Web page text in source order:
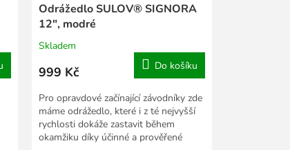
Odrážedlo SULOV® SIGNORA
12", modré
Skladem
999 Kč Do košíku
Pro opravdové začínající závodníky zde
máme odrážedlo, které i z té nejvyšší
rychlosti dokáže zastavit během
okamžiku díky účinné a prověřené